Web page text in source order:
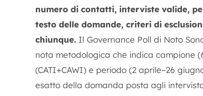
numero di contatti, interviste valide,
testo delle domande, criteri di
chiunque. Il Governance Poll di Noto
nota metodologica che indica campione
(CATI+CAWI) e periodo (2 aprile–26
esatto della domanda posta agli